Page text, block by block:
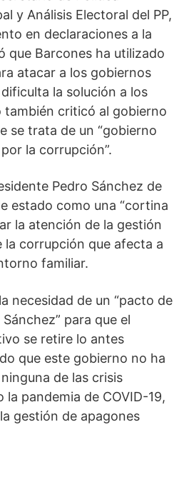
y Análisis Electoral del PP,
en declaraciones a la
que Barcones ha utilizado
atacar a los gobiernos
la solución a los
también criticó al gobierno
se trata de un “gobierno
la corrupción”.
Pedro Sánchez de
estado como una “cortina
la atención de la gestión
la corrupción que afecta a
familiar.
necesidad de un “pacto de
para que el
se retire lo antes
que este gobierno no ha
de las crisis
pandemia de COVID-19,
gestión de apagones